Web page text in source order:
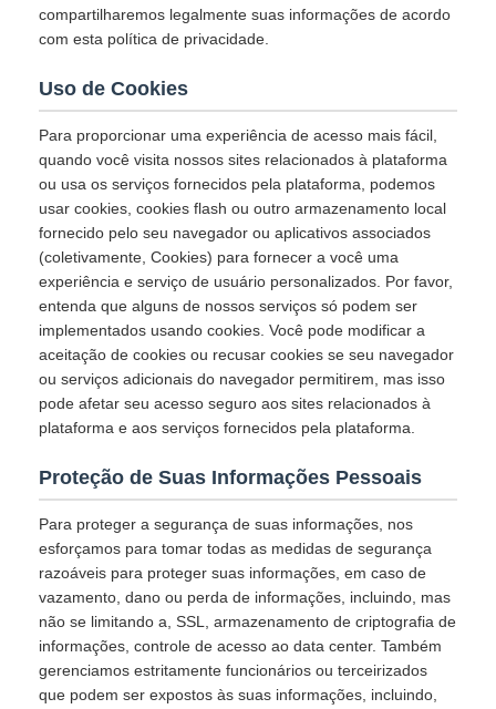
compartilharemos legalmente suas informações de acordo
com esta política de privacidade.
Uso de Cookies
Para proporcionar uma experiência de acesso mais fácil,
quando você visita nossos sites relacionados à plataforma
ou usa os serviços fornecidos pela plataforma, podemos
usar cookies, cookies flash ou outro armazenamento local
fornecido pelo seu navegador ou aplicativos associados
(coletivamente, Cookies) para fornecer a você uma
experiência e serviço de usuário personalizados. Por favor,
entenda que alguns de nossos serviços só podem ser
implementados usando cookies. Você pode modificar a
aceitação de cookies ou recusar cookies se seu navegador
ou serviços adicionais do navegador permitirem, mas isso
pode afetar seu acesso seguro aos sites relacionados à
plataforma e aos serviços fornecidos pela plataforma.
Proteção de Suas Informações Pessoais
Para proteger a segurança de suas informações, nos
esforçamos para tomar todas as medidas de segurança
razoáveis para proteger suas informações, em caso de
vazamento, dano ou perda de informações, incluindo, mas
não se limitando a, SSL, armazenamento de criptografia de
informações, controle de acesso ao data center. Também
gerenciamos estritamente funcionários ou terceirizados
que podem ser expostos às suas informações, incluindo,